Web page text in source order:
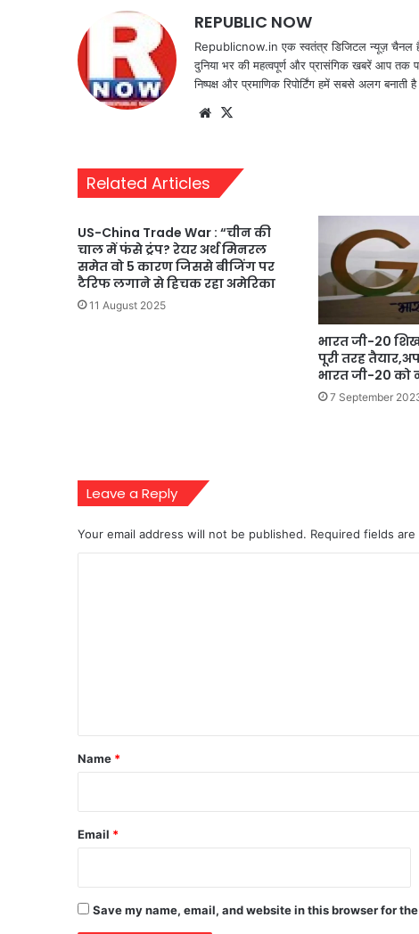
REPUBLIC NOW
Republicnow.in एक स्वतंत्र डिजिटल न्यूज़ चैनल
दुनिया भर की महत्वपूर्ण और प्रासंगिक खबरें आप तक
निष्पक्ष और प्रमाणिक रिपोर्टिंग हमें सबसे अलग बनाती
Website
Related Articles
US-China Trade War : “चीन की
चाल में फंसे ट्रंप? रेयर अर्थ मिनरल
समेत वो 5 कारण जिससे बीजिंग पर
टैरिफ लगाने से हिचक रहा अमेरिका
11 August 2025
भारत जी-20
पूरी तरह
भारत जी-20 को
7 September
Leave a Reply
Your email address will not be published. Required fields are
*
Name *
Email *
Save my name, email, and website in this browser for